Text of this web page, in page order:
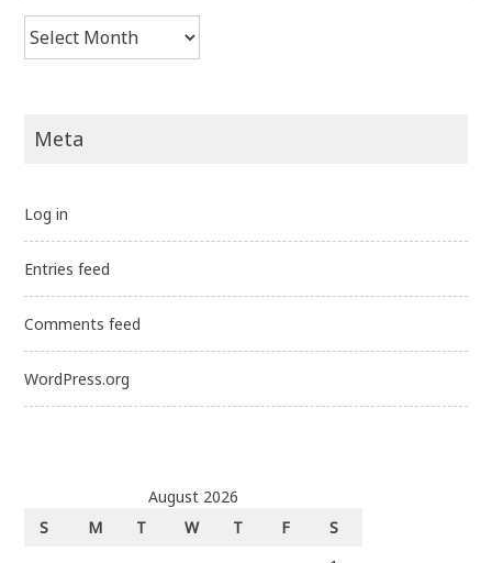
Archives
Meta
Log in
Entries feed
Comments feed
WordPress.org
August 2026
S
M T W T F
S